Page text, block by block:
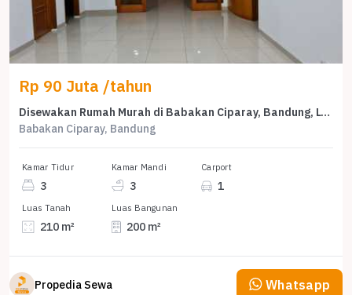
Rp 90 Juta /tahun
Disewakan Rumah Murah di Babakan Ciparay, Bandung, LT 210m²
Babakan Ciparay, Bandung
Kamar Tidur
3
Kamar Mandi
3
Carport
1
Luas Tanah
210 m²
Luas Bangunan
200 m²
Propedia Sewa Whatsapp